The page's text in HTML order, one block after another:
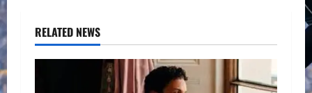
RELATED NEWS